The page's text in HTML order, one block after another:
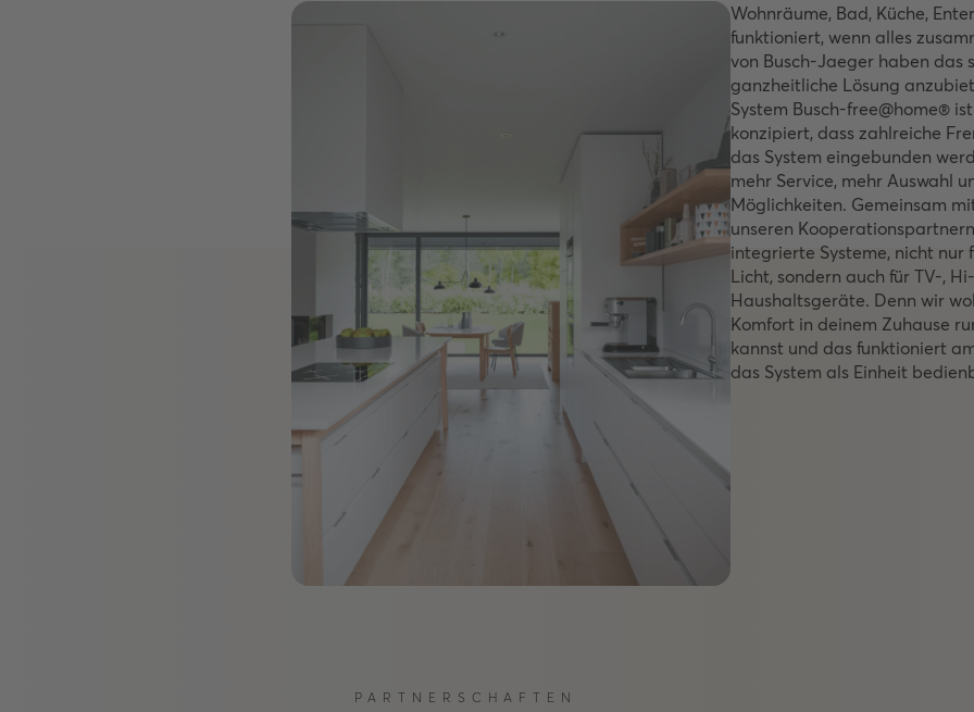
Wohnräume, Bad, Küche,
funktioniert, wenn alles
von Busch-Jaeger haben das
ganzheitliche Lösung
System Busch-free@home®
konzipiert, dass zahlreiche
das System eingebunden
mehr Service, mehr Auswahl
Möglichkeiten. Gemeinsam
unseren
integrierte Systeme, nicht nur
Licht, sondern auch für TV-,
Haushaltsgeräte. Denn wir
Komfort in deinem Zuhause
kannst und das funktioniert
das System als Einheit
PARTNERSCHAFTEN